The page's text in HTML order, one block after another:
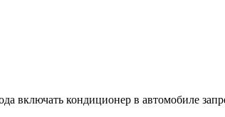
включать кондиционер в автомобиле